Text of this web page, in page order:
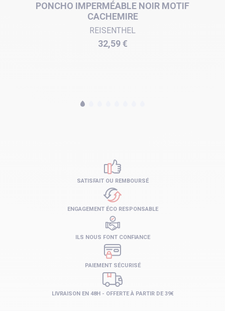
PONCHO IMPERMÉABLE NOIR MOTIF
CACHEMIRE
REISENTHEL
Prix
32,59 €
LIVRAISON EN 48H - OFFERTE À PARTIR DE 39€
PAIEMENT SÉCURISÉ
SATISFAIT OU REMBOURSÉ
ENGAGEMENT ÉCO RESPONSABLE
ILS NOUS FONT CONFIANCE